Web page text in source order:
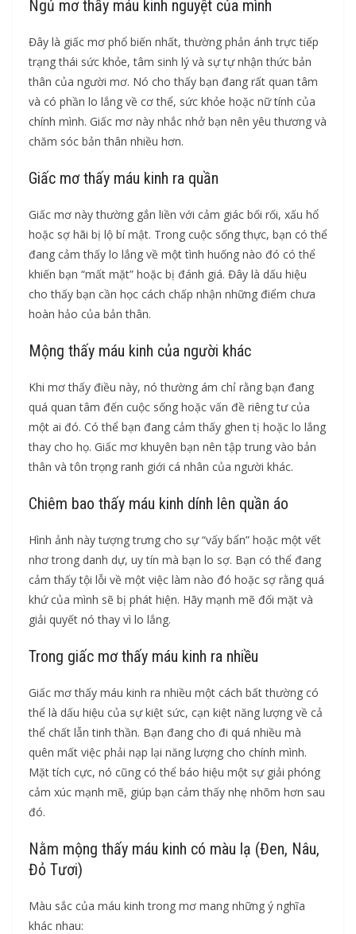
Ngủ mơ thấy máu kinh nguyệt của mình
Đây là giấc mơ phổ biến nhất, thường phản ánh trực tiếp
trạng thái sức khỏe, tâm sinh lý và sự tự nhận thức bản
thân của người mơ. Nó cho thấy bạn đang rất quan tâm
và có phần lo lắng về cơ thể, sức khỏe hoặc nữ tính của
chính mình. Giấc mơ này nhắc nhở bạn nên yêu thương và
chăm sóc bản thân nhiều hơn.
Giấc mơ thấy máu kinh ra quần
Giấc mơ này thường gắn liền với cảm giác bối rối, xấu hổ
hoặc sợ hãi bị lộ bí mật. Trong cuộc sống thực, bạn có thể
đang cảm thấy lo lắng về một tình huống nào đó có thể
khiến bạn “mất mặt” hoặc bị đánh giá. Đây là dấu hiệu
cho thấy bạn cần học cách chấp nhận những điểm chưa
hoàn hảo của bản thân.
Mộng thấy máu kinh của người khác
Khi mơ thấy điều này, nó thường ám chỉ rằng bạn đang
quá quan tâm đến cuộc sống hoặc vấn đề riêng tư của
một ai đó. Có thể bạn đang cảm thấy ghen tị hoặc lo lắng
thay cho họ. Giấc mơ khuyên bạn nên tập trung vào bản
thân và tôn trọng ranh giới cá nhân của người khác.
Chiêm bao thấy máu kinh dính lên quần áo
Hình ảnh này tượng trưng cho sự “vấy bẩn” hoặc một vết
nhơ trong danh dự, uy tín mà bạn lo sợ. Bạn có thể đang
cảm thấy tội lỗi về một việc làm nào đó hoặc sợ rằng quá
khứ của mình sẽ bị phát hiện. Hãy mạnh mẽ đối mặt và
giải quyết nó thay vì lo lắng.
Trong giấc mơ thấy máu kinh ra nhiều
Giấc mơ thấy máu kinh ra nhiều một cách bất thường có
thể là dấu hiệu của sự kiệt sức, cạn kiệt năng lượng về cả
thể chất lẫn tinh thần. Bạn đang cho đi quá nhiều mà
quên mất việc phải nạp lại năng lượng cho chính mình.
Mặt tích cực, nó cũng có thể báo hiệu một sự giải phóng
cảm xúc mạnh mẽ, giúp bạn cảm thấy nhẹ nhõm hơn sau
đó.
Nằm mộng thấy máu kinh có màu lạ (Đen, Nâu,
Đỏ Tươi)
Màu sắc của máu kinh trong mơ mang những ý nghĩa
khác nhau: